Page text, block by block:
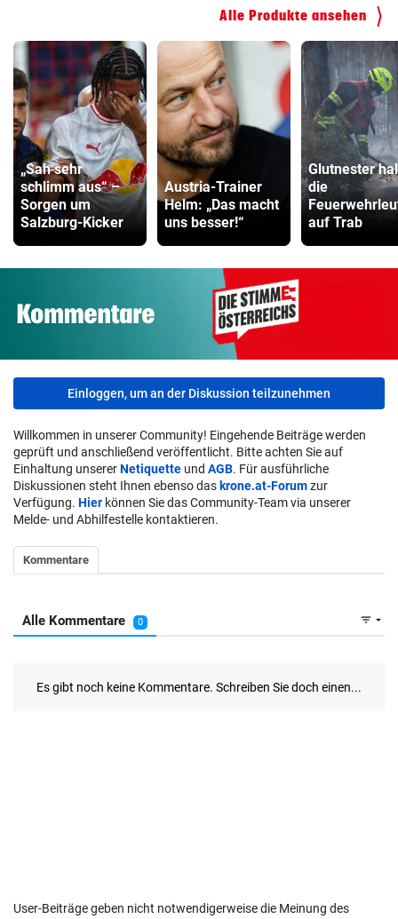
Alle Produkte ansehen
„Sah sehr
schlimm aus“ –
Sorgen um
Salzburg-Kicker
Austria-Trainer
Helm: „Das macht
uns besser!“
Glutnester
die
auf Trab
Einloggen, um an der Diskussion teilzunehmen
Willkommen in unserer Community! Eingehende Beiträge werden
geprüft und anschließend veröffentlicht. Bitte achten Sie auf
Einhaltung unsererNetiquette und AGB. Für ausführliche
Diskussionen steht Ihnen ebenso das krone.at-Forumzur
Verfügung. Hier können Sie das Community-Team via unserer
Melde- und Abhilfestelle kontaktieren.
User-Beiträge geben nicht notwendigerweise die Meinung des